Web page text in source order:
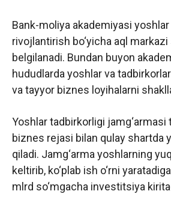
Bank-moliya akademiyasi
rivojlantirish bo‘yicha aql
belgilanadi. Bundan buyon
hududlarda yoshlar va
va tayyor biznes loyihalarni
Yoshlar tadbirkorligi jamg‘armasi
biznes rejasi bilan qulay shartda
qiladi. Jamg‘arma yoshlarning
keltirib, ko‘plab ish o‘rni
mlrd so‘mgacha investitsiya